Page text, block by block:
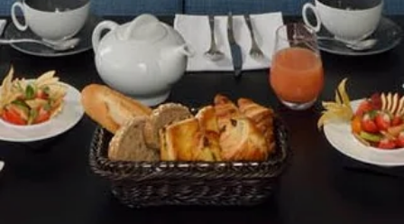
RESTAURANT
SPA
GROUPES & EVENTS
SERVICES
PHOTOS
CONTACT
BONS CADEAUX